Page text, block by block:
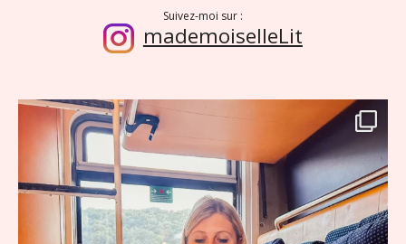
Suivez-moi sur :
mademoiselleLit